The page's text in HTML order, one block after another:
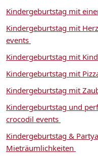
Kindergeburtstag mit
Kindergeburtstag mit
events
Kindergeburtstag mit
Kindergeburtstag mit
Kindergeburtstag mit
Kindergeburtstag und
crocodil events
Kindergeburtstag &
Mieträumlichkeiten